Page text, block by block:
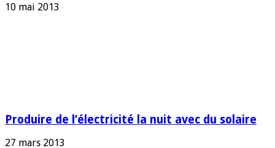
10 mai 2013
Produire de l’électricité la nuit avec du solaire
27 mars 2013